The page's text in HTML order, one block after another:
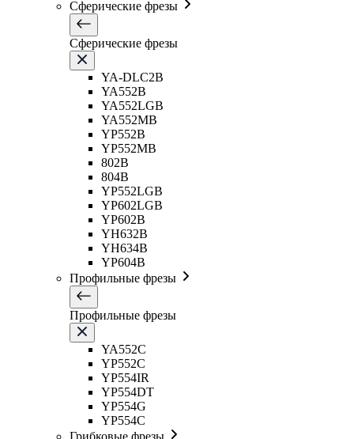
Сферические фрезы
Сферические фрезы
YA-DLC2B
YA552B
YA552LGB
YA552MB
YP552B
YP552MB
802B
804B
YP552LGB
YP602LGB
YP602B
YH632B
YH634B
YP604B
Профильные фрезы
Профильные фрезы
YA552C
YP552C
YP554IR
YP554DT
YP554G
YP554C
Грибковые фрезы